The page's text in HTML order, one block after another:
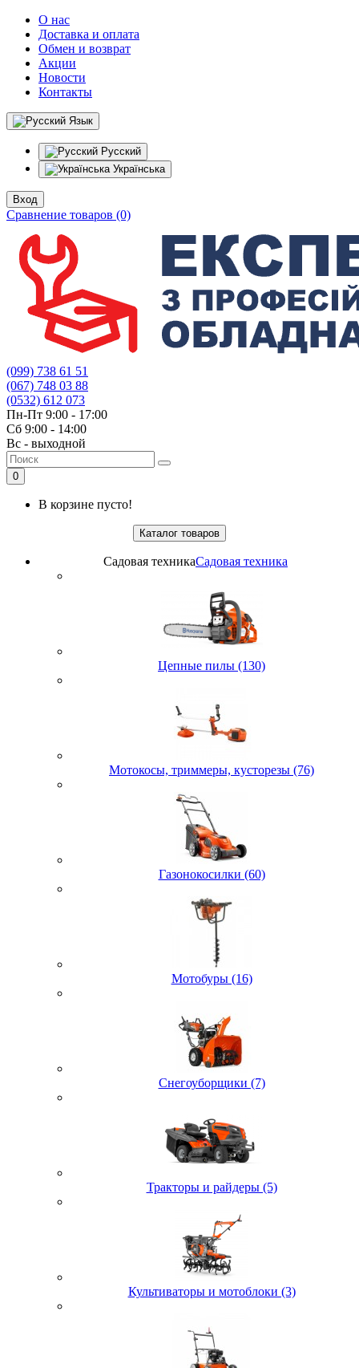
О нас
Доставка и оплата
Обмен и возврат
Акции
Новости
Контакты
Язык
Русский
Українська
Вход
Сравнение товаров (0)
(099) 738 61 51
(067) 748 03 88
(0532) 612 073
Пн-Пт 9:00 - 17:00
Сб 9:00 - 14:00
Вс - выходной
0
В корзине пусто!
Каталог товаров
Садовая техникаСадовая техника
Цепные пилы (130)
Мотокосы, триммеры, кусторезы (76)
Газонокосилки (60)
Мотобуры (16)
Снегоуборщики (7)
Тракторы и райдеры (5)
Культиваторы и мотоблоки (3)